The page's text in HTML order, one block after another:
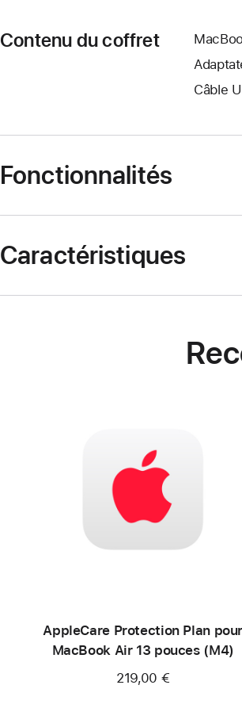
Contenu du coffret
Câble
Fonctionnalités
Caractéristiques
AppleCare Protection Plan pour
MacBook Air 13 pouces (M4)
219,00 €